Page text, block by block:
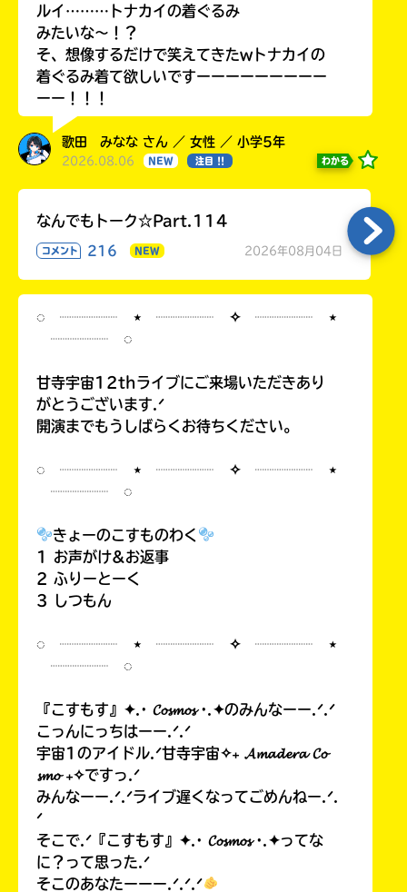
ルイ………トナカイの着ぐるみ
みたいな〜！？
そ、想像するだけで笑えてきたwトナカイの
着ぐるみ着て欲しいですーーーーーーーーー
ーー！！！
歌田 みなな さん ／ 女性 ／ 小学5年
2026.08.06 NEW 注目 !! わかる
なんでもトーク☆Part.114
コメント 216 NEW 2026年08月04日
◌ ┈┈┈┈ ⋆ ┈┈┈┈ ✧ ┈┈┈┈ ⋆
┈┈┈┈ ◌
甘寺宇宙12thライブにご来場いただきあり
がとうございます.ᐟ
開演までもうしばらくお待ちください。
◌ ┈┈┈┈ ⋆ ┈┈┈┈ ✧ ┈┈┈┈ ⋆
┈┈┈┈ ◌
きょーのこすものわく
1 お声がけ&お返事
2 ふりーとーく
3 しつもん
◌ ┈┈┈┈ ⋆ ┈┈┈┈ ✧ ┈┈┈┈ ⋆
┈┈┈┈ ◌
『こすもす』✦.· 𝓒𝓸𝓼𝓶𝓸𝓼 ·.✦のみんなーー.ᐟ.ᐟ
こっんにっちはーー.ᐟ.ᐟ
宇宙1のアイドル.ᐟ甘寺宇宙✧₊ 𝓐𝓶𝓪𝓭𝓮𝓻𝓪 𝓒𝓸
𝓼𝓶𝓸 ₊✧ですっ.ᐟ
みんなーー.ᐟ.ᐟライブ遅くなってごめんねー.ᐟ.
ᐟ
そこで.ᐟ『こすもす』✦.· 𝓒𝓸𝓼𝓶𝓸𝓼 ·.✦ってな
に？って思った.ᐟ
そこのあなたーーー.ᐟ.ᐟ.ᐟ